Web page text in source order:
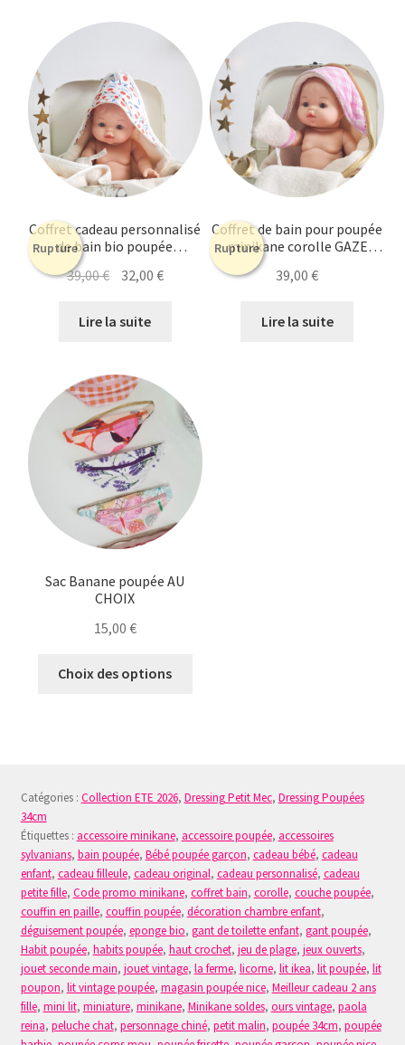
Rupture
Coffret cadeau personnalisé
de bain bio poupée
39,00€ Le
initial
32,00 €Le
Lire la suite
Rupture
Coffret de bain pour poupée
minikane corolle GAZE
39,00€
Lire la suite
Sac Banane poupée AU
CHOIX
15,00 €
Choix des options
options
être
choisies
sur
la
page
du
produit
Catégories : Collection ETE 2026, Dressing Petit Mec, Dressing Poupées
34cm
Étiquettes : accessoire minikane, accessoire poupée, accessoires
sylvanians, bain poupée, Bébé poupée garçon, cadeau bébé, cadeau
enfant, cadeau filleule, cadeau original, cadeau personnalisé, cadeau
petite fille, Code promo minikane, coffret bain, corolle, couche poupée,
couffin en paille, couffin poupée, décoration chambre enfant,
déguisement poupée, eponge bio, gant de toilette enfant, gant poupée,
Habit poupée, habits poupée, haut crochet, jeu de plage, jeux ouverts,
jouet seconde main, jouet vintage, la ferme, licorne, lit ikea, lit poupée, lit
poupon, lit vintage poupée, magasin poupée nice, Meilleur cadeau 2 ans
fille, mini lit, miniature, minikane, Minikane soldes, ours vintage, paola
reina, peluche chat, personnage chiné, petit malin, poupée 34cm, poupée